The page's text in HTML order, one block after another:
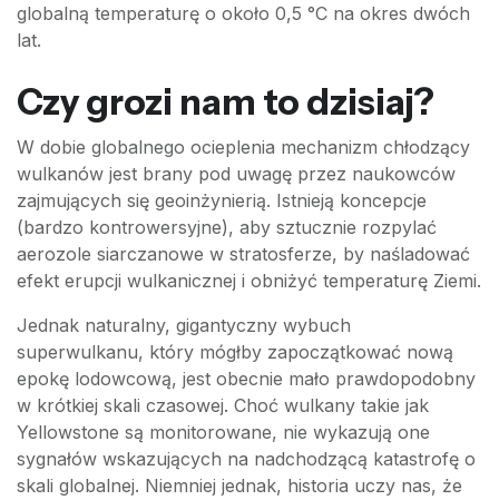
globalną temperaturę o około 0,5 °C na okres dwóch
lat.
Czy grozi nam to dzisiaj?
W dobie globalnego ocieplenia mechanizm chłodzący
wulkanów jest brany pod uwagę przez naukowców
zajmujących się geoinżynierią. Istnieją koncepcje
(bardzo kontrowersyjne), aby sztucznie rozpylać
aerozole siarczanowe w stratosferze, by naśladować
efekt erupcji wulkanicznej i obniżyć temperaturę Ziemi.
Jednak naturalny, gigantyczny wybuch
superwulkanu, który mógłby zapoczątkować nową
epokę lodowcową, jest obecnie mało prawdopodobny
w krótkiej skali czasowej. Choć wulkany takie jak
Yellowstone są monitorowane, nie wykazują one
sygnałów wskazujących na nadchodzącą katastrofę o
skali globalnej. Niemniej jednak, historia uczy nas, że